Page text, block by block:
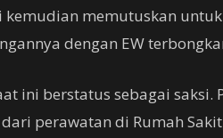
kemudian memutuskan
dengan EW
ini berstatus sebagai
perawatan di Rumah